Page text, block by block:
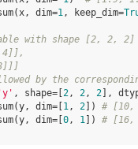
( x , dim=1 , keep_dim=
with shape [2, 2, 2]
by the
'y' , shape= [2 , 2 , 2],
(y , dim= [1 , 2])
# [10,
(y , dim= [0 , 1 ]) # [16,